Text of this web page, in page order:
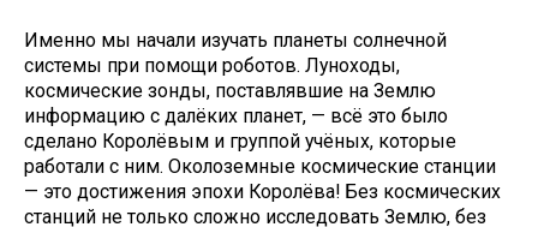
Именно мы начали изучать планеты солнечной
системы при помощи роботов. Луноходы,
космические зонды, поставлявшие на Землю
информацию с далёких планет, — всё это было
сделано Королёвым и группой учёных, которые
работали с ним. Околоземные космические станции
— это достижения эпохи Королёва! Без космических
станций не только сложно исследовать Землю, без